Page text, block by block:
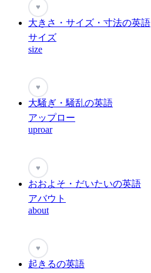
♥
大きさ・サイズ・寸法の英語
サイズ
size
♥
大騒ぎ・騒乱の英語
アップロー
uproar
♥
おおよそ・だいたいの英語
アバウト
about
♥
起きるの英語